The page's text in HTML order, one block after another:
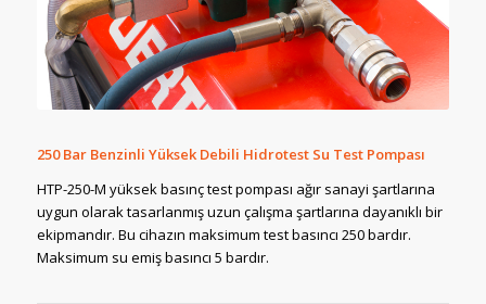
250 Bar Benzinli Yüksek Debili Hidrotest Su Test Pompası
HTP-250-M yüksek basınç test pompası ağır sanayi şartlarına
uygun olarak tasarlanmış uzun çalışma şartlarına dayanıklı bir
ekipmandır. Bu cihazın maksimum test basıncı 250 bardır.
Maksimum su emiş basıncı 5 bardır.